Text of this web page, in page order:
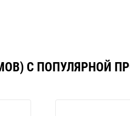
С ПОПУЛЯРНОЙ